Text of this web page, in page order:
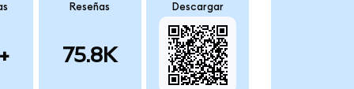
Reseñas
75.8K
Descargar